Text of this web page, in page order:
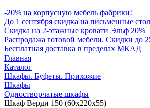
-20% на корпусную мебель фабрики!
До 1 сентября скидка на письменные
Скидка на 2-этажные кровати Эльф 20%
Распродажа готовой мебели. Скидки до
Бесплатная доставка в пределах МКАД
Главная
Каталог
Шкафы. Буфеты. Прихожие
Шкафы
Одностворчатые шкафы
Шкаф Верди 150 (60х220х55)